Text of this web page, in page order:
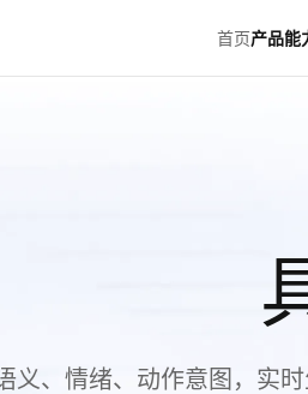
首页产品能
义、情绪、动作意图，实